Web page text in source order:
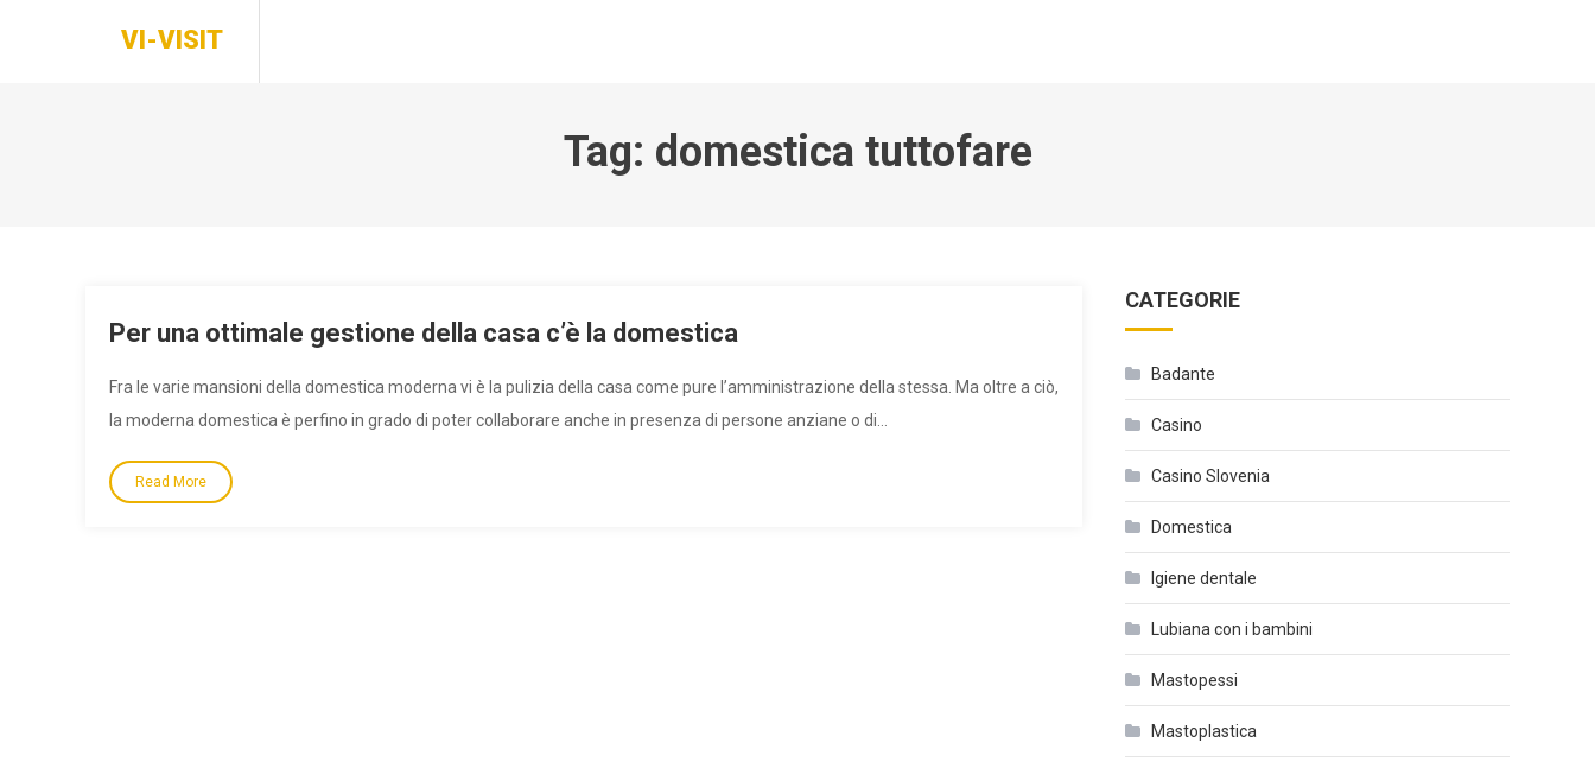
VI-VISIT
Tag: domestica tuttofare
Per una ottimale gestione della casa c’è la domestica
Fra le varie mansioni della domestica moderna vi è la pulizia della casa come pure l’amministrazione della stessa. Ma oltre a ciò,
la moderna domestica è perfino in grado di poter collaborare anche in presenza di persone anziane o di…
Read More
CATEGORIE
Badante
Casino
Casino Slovenia
Domestica
Igiene dentale
Lubiana con i bambini
Mastopessi
Mastoplastica